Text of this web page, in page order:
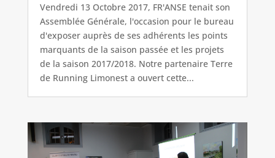
Vendredi 13 Octobre 2017, FR'ANSE tenait son
Assemblée Générale, l'occasion pour le bureau
d'exposer auprès de ses adhérents les points
marquants de la saison passée et les projets
de la saison 2017/2018. Notre partenaire Terre
de Running Limonest a ouvert cette...